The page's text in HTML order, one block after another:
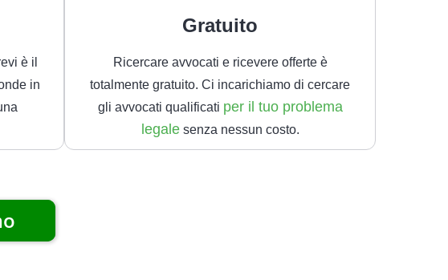
è il
in
Gratuito
Ricercare avvocati e ricevere offerte è
totalmente gratuito. Ci incarichiamo di cercare
gli avvocati qualificati per il tuo problema
legale senza nessun costo.